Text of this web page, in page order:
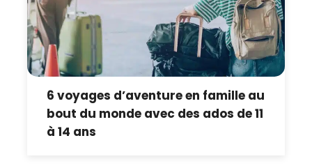
6 voyages d’aventure en famille au
bout du monde avec des ados de 11
à 14 ans